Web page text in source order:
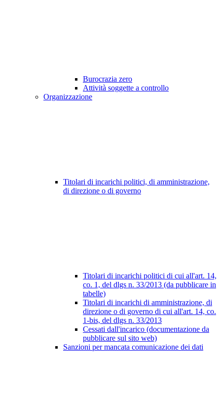
Burocrazia zero
Attività soggette a controllo
Organizzazione
Titolari di incarichi politici, di amministrazione,
di direzione o di governo
Titolari di incarichi politici di cui all'art. 14,
co. 1, del dlgs n. 33/2013 (da pubblicare in
tabelle)
Titolari di incarichi di amministrazione, di
direzione o di governo di cui all'art. 14, co.
1-bis, del dlgs n. 33/2013
Cessati dall'incarico (documentazione da
pubblicare sul sito web)
Sanzioni per mancata comunicazione dei dati